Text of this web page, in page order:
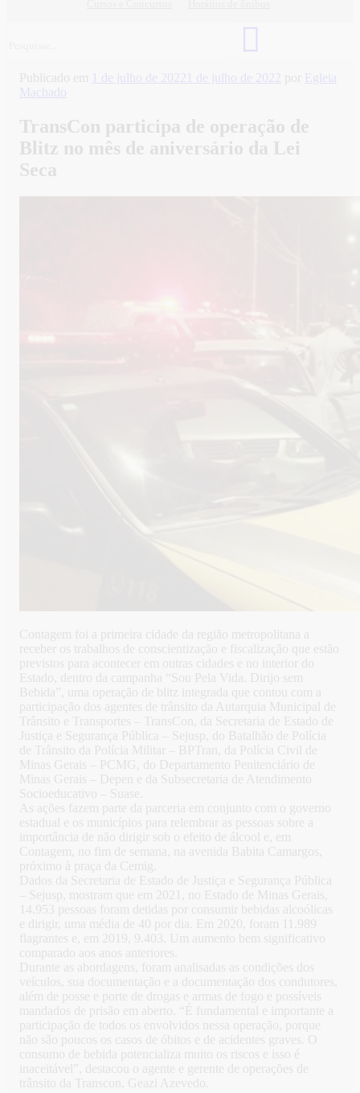
Publicado em 1 de julho de 2022 1 de julho de 2022 por
Egleia
Machado
TransCon participa de operação de
Blitz no mês de aniversário da Lei
Seca
Contagem foi a primeira cidade da região metropolitana a
receber os trabalhos de conscientização e fiscalização que estão
previstos para acontecer em outras cidades e no interior do
Estado, dentro da campanha “Sou Pela Vida. Dirijo sem
Bebida”, uma operação de blitz integrada que contou com a
participação dos agentes de trânsito da Autarquia Municipal de
Trânsito e Transportes – TransCon, da Secretaria de Estado de
Justiça e Segurança Pública – Sejusp, do Batalhão de Polícia
de Trânsito da Polícia Militar – BPTran, da Polícia Civil de
Minas Gerais – PCMG, do Departamento Penitenciário de
Minas Gerais – Depen e da Subsecretaria de Atendimento
Socioeducativo – Suase.
As ações fazem parte da parceria em conjunto com o governo
estadual e os municípios para relembrar as pessoas sobre a
importância de não dirigir sob o efeito de álcool e, em
Contagem, no fim de semana, na avenida Babita Camargos,
próximo à praça da Cemig.
Dados da Secretaria de Estado de Justiça e Segurança Pública
– Sejusp, mostram que em 2021, no Estado de Minas Gerais,
14.953 pessoas foram detidas por consumir bebidas alcoólicas
e dirigir, uma média de 40 por dia. Em 2020, foram 11.989
flagrantes e, em 2019, 9.403. Um aumento bem significativo
comparado aos anos anteriores.
Durante as abordagens, foram analisadas as condições dos
veículos, sua documentação e a documentação dos condutores,
além de posse e porte de drogas e armas de fogo e possíveis
mandados de prisão em aberto. “É fundamental e importante a
participação de todos os envolvidos nessa operação, porque
não são poucos os casos de óbitos e de acidentes graves. O
consumo de bebida potencializa muito os riscos e isso é
inaceitável”, destacou o agente e gerente de operações de
trânsito da Transcon, Geazi Azevedo.